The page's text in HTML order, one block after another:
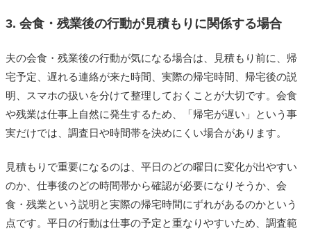
3. 会食・残業後の行動が見積もりに関係する場合
夫の会食・残業後の行動が気になる場合は、見積もり前に、帰
宅予定、遅れる連絡が来た時間、実際の帰宅時間、帰宅後の説
明、スマホの扱いを分けて整理しておくことが大切です。会食
や残業は仕事上自然に発生するため、「帰宅が遅い」という事
実だけでは、調査日や時間帯を決めにくい場合があります。
見積もりで重要になるのは、平日のどの曜日に変化が出やすい
のか、仕事後のどの時間帯から確認が必要になりそうか、会
食・残業という説明と実際の帰宅時間にずれがあるのかという
点です。平日の行動は仕事の予定と重なりやすいため、調査範